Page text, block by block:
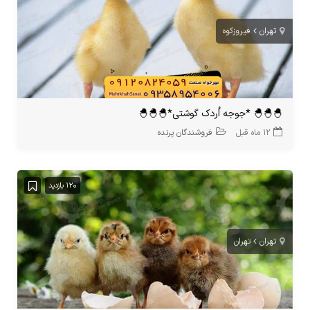
تهران فیروزکوه
🐣🐣🐣 *جوجه اُردک گوشتی*🐣🐣🐣
12 ماه قبل فروشندگان پرنده
120 بازدید
تهران تهران